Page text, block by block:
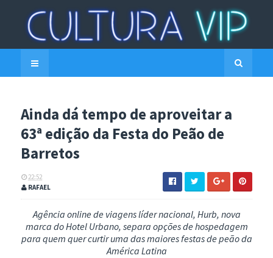
Ainda dá tempo de aproveitar a
63ª edição da Festa do Peão de
Barretos
22:52
RAFAEL
Agência online de viagens líder nacional, Hurb, nova
marca do Hotel Urbano, separa opções de hospedagem
para quem quer curtir uma das maiores festas de peão da
América Latina